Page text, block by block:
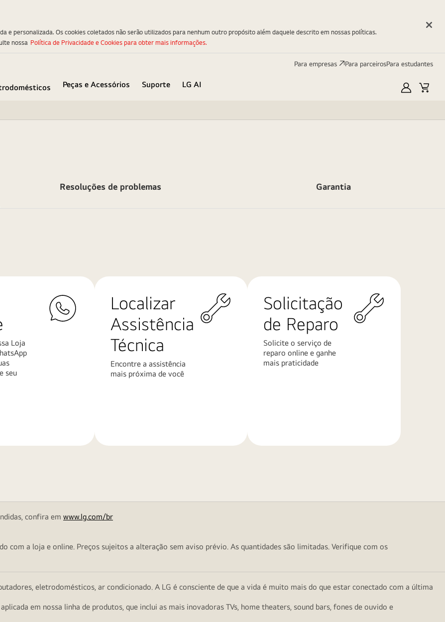
Para empresas Para parceirosPara estudantes
Peças e Acessórios Suporte
LG AI
Minha
Resoluções de problemas Garantia
Loja
seu
Localizar
Assistência
Técnica
Encontre a assistência
mais próxima de você
Solicitação
de Reparo
Solicite o serviço de
reparo online e ganhe
mais praticidade
confira em www.lg.com/br
com a loja e online. Preços sujeitos a alteração sem aviso prévio. As quantidades são limitadas. Verifique com os
eletrodomésticos, ar condicionado. A LG é consciente de que a vida é muito mais do que estar conectado com a última
em nossa linha de produtos, que inclui as mais inovadoras TVs, home theaters, sound bars, fones de ouvido e
e personalizada. Os cookies coletados não serão utilizados para nenhum outro propósito além daquele descrito em nossas políticas.
nossa Política de Privacidade e Cookies para obter mais informações.